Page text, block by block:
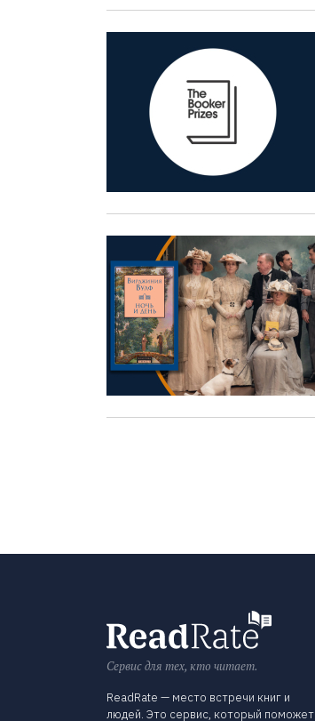
Сервис для тех, кто читает.
ReadRate — место встречи книг и
людей. Это сервис, который поможет